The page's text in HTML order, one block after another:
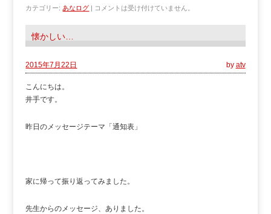
カテゴリー: あなログ コメントは受け付けていません。
懐かしい…
2015年7月22日 by atv
こんにちは。
井手です。
昨日のメッセージテーマ「通知表」
家に帰って振り返ってみました。
先生からのメッセージ、ありました。